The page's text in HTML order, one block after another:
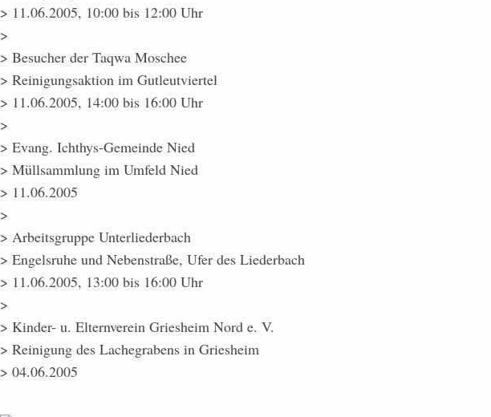
> 11.06.2005, 10:00 bis 12:00 Uhr
>
> Besucher der Taqwa Moschee
> Reinigungsaktion im Gutleutviertel
> 11.06.2005, 14:00 bis 16:00 Uhr
>
> Evang. Ichthys-Gemeinde Nied
> Müllsammlung im Umfeld Nied
> 11.06.2005
>
> Arbeitsgruppe Unterliederbach
> Engelsruhe und Nebenstraße, Ufer des Liederbach
> 11.06.2005, 13:00 bis 16:00 Uhr
>
> Kinder- u. Elternverein Griesheim Nord e. V.
> Reinigung des Lachegrabens in Griesheim
> 04.06.2005